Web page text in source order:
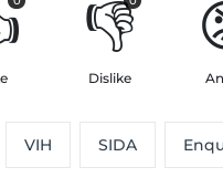
👎
Dislike
VIH SIDA